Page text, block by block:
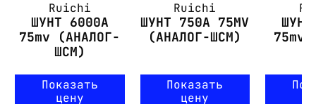
Ruichi
ШУНТ 6000А
75mv (АНАЛОГ-
ШСМ)
Показать
цену
Ruichi
ШУНТ 750А 75MV
(АНАЛОГ-ШСМ)
Показать
цену
75mv